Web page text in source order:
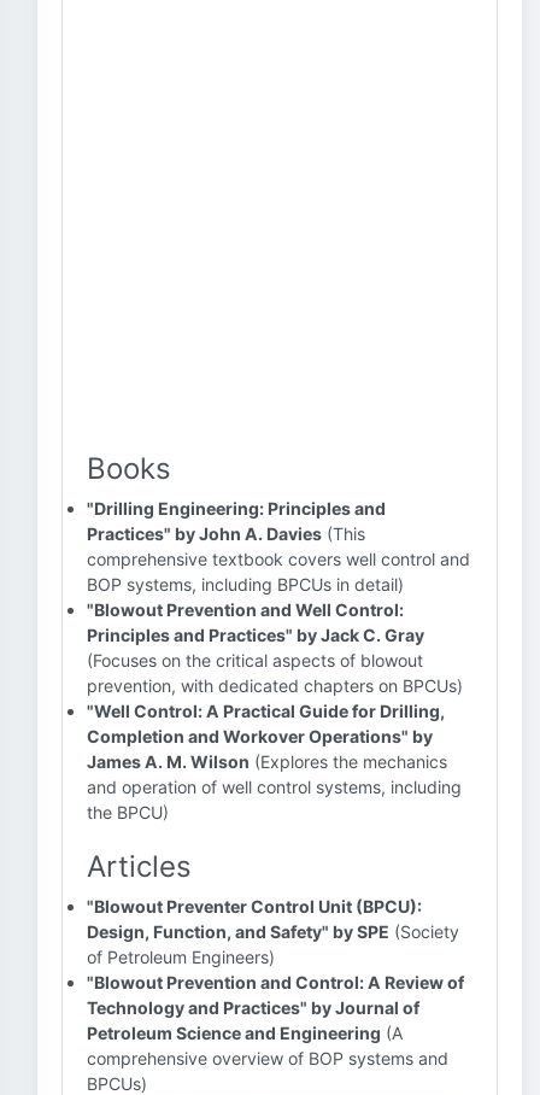
Books
"Drilling Engineering: Principles and
Practices" by John A. Davies (This
comprehensive textbook covers well control and
BOP systems, including BPCUs in detail)
"Blowout Prevention and Well Control:
Principles and Practices" by Jack C. Gray
(Focuses on the critical aspects of blowout
prevention, with dedicated chapters on BPCUs)
"Well Control: A Practical Guide for Drilling,
Completion and Workover Operations" by
James A. M. Wilson (Explores the mechanics
and operation of well control systems, including
the BPCU)
Articles
"Blowout Preventer Control Unit (BPCU):
Design, Function, and Safety" by SPE (Society
of Petroleum Engineers)
"Blowout Prevention and Control: A Review of
Technology and Practices" by Journal of
Petroleum Science and Engineering (A
comprehensive overview of BOP systems and
BPCUs)